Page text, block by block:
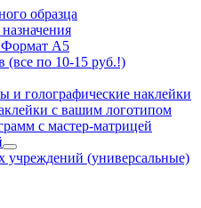
образца
Формат А5
(все по 10-15 руб.!)
и голографические наклейки
с вашим логотипом
с мастер-матрицей
учреждений (универсальные)